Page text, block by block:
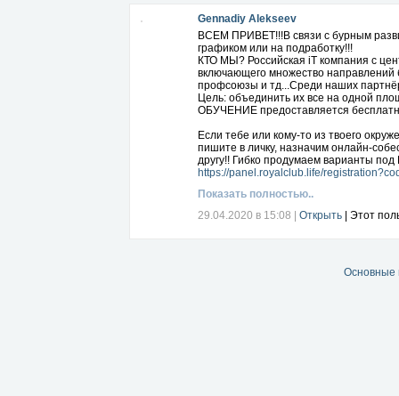
Gennadiy Alekseev
ВСЕМ ПРИВЕТ!!!В связи с бурным
графиком или на подработку!!!
КТО МЫ? Российская iT компания с
включающего множество направлений
профсоюзы и тд...Среди наших
Цель: объединить их все на одной
ОБУЧЕНИЕ предоставляется
Если тебе или кому-то из твоего
пишите в личку, назначим онлайн-
другу!! Гибко продумаем варианты
https://panel.royalclub.life/
Показать полностью..
29.04.2020 в 15:08
Открыть | Этот
Основные